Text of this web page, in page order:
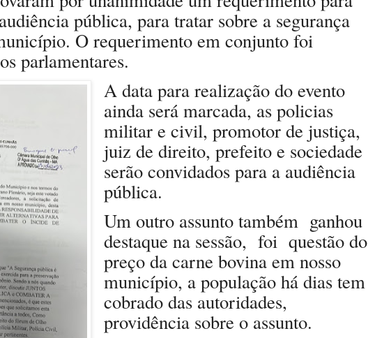
pública, para tratar sobre a segurança
O requerimento em conjunto foi
parlamentares.
A data para realização do evento
ainda será marcada, as policias
militar e civil, promotor de justiça,
juiz de direito, prefeito e sociedade
serão convidados para a audiência
pública.
Um outro assunto também ganhou
destaque na sessão, foi questão do
preço da carne bovina em nosso
município, a população há dias tem
cobrado das autoridades,
providência sobre o assunto.